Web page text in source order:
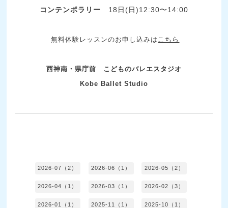
コンテンポラリー 18日(日)12:30〜14:00
無料体験レッスンのお申し込みは こちら
西神南・県庁前 こどものバレエスタジオ
Kobe Ballet Studio
2026-07（2） 2026-06（1） 2026-05（2）
2026-04（1） 2026-03（1） 2026-02（3）
2026-01（1） 2025-11（1） 2025-10（1）